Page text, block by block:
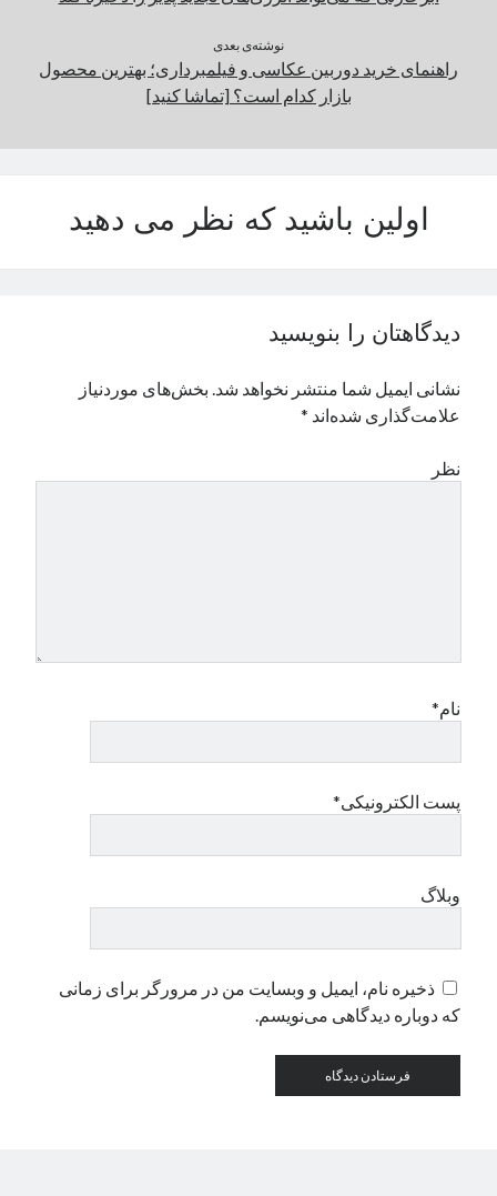
نوشته‌ی بعدی
راهنمای خرید دوربین عکاسی و فیلمبرداری؛ بهترین محصول
بازار کدام است؟ [تماشا کنید]
اولین باشید که نظر می دهید
دیدگاهتان را بنویسید
نشانی ایمیل شما منتشر نخواهد شد. بخش‌های موردنیاز
علامت‌گذاری شده‌اند *
نظر
نام*
پست الکترونیکی*
وبلاگ
ذخیره نام، ایمیل و وبسایت من در مرورگر برای زمانی
که دوباره دیدگاهی می‌نویسم.